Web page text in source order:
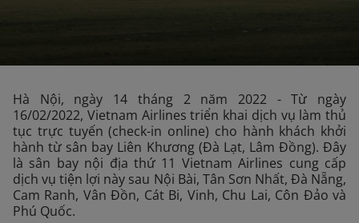
Hà Nội, ngày 14 tháng 2 năm 2022 - Từ ngày
16/02/2022, Vietnam Airlines triển khai dịch vụ làm thủ
tục trực tuyến (check-in online) cho hành khách khởi
hành từ sân bay Liên Khương (Đà Lạt, Lâm Đồng). Đây
là sân bay nội địa thứ 11 Vietnam Airlines cung cấp
dịch vụ tiện lợi này sau Nội Bài, Tân Sơn Nhất, Đà Nẵng,
Cam Ranh, Vân Đồn, Cát Bi, Vinh, Chu Lai, Côn Đảo và
Phú Quốc.